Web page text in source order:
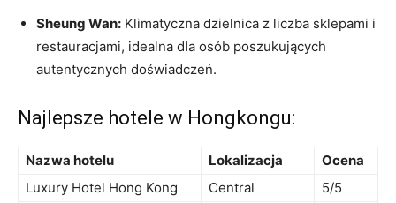
Sheung Wan: ​Klimatyczna dzielnica z liczba sklepami⁢ i
restauracjami, idealna dla osób poszukujących
autentycznych ‍doświadczeń.
Najlepsze hotele w Hongkongu:
Nazwa hotelu Lokalizacja
Ocena
Luxury Hotel Hong ‍Kong
Central
5/5